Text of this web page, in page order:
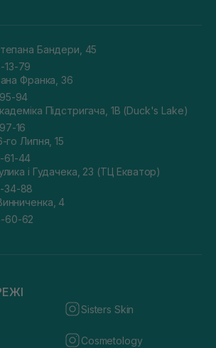
Бандери, 45
13-79
Франка, 36
94
Підстригача, 1В (Duck's Lake)
16
го Липня, 15
61-44
і Гудачека, 23 (ТЦ Екватор)
34-88
4
60-62
Sisters Skin
Cosmetology